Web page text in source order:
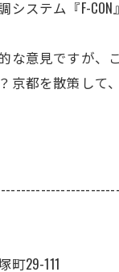
システム『F-
な意見ですが、
京都を散策して
町29-111